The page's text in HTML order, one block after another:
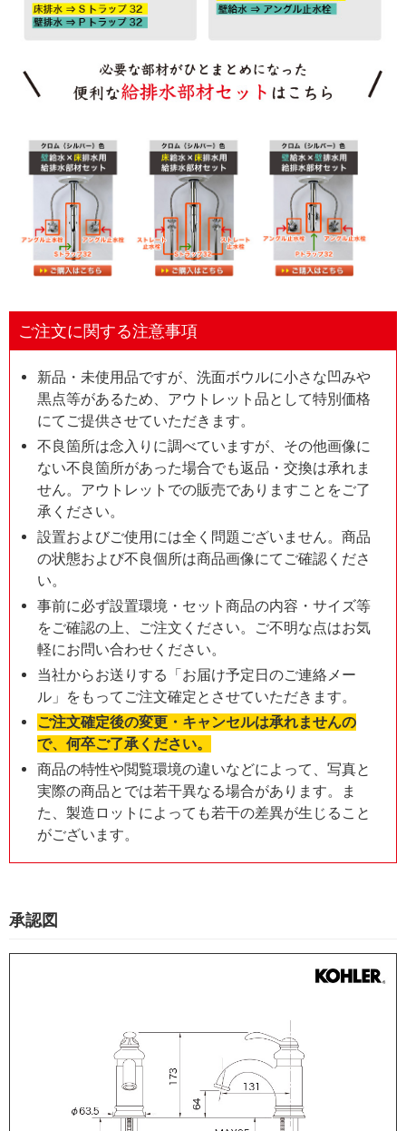
ご注文に関する注意事項
新品・未使用品ですが、洗面ボウルに小さな凹みや
黒点等があるため、アウトレット品として特別価格
にてご提供させていただきます。
不良箇所は念入りに調べていますが、その他画像に
ない不良箇所があった場合でも返品・交換は承れま
せん。アウトレットでの販売でありますことをご了
承ください。
設置およびご使用には全く問題ございません。商品
の状態および不良個所は商品画像にてご確認くださ
い。
事前に必ず設置環境・セット商品の内容・サイズ等
をご確認の上、ご注文ください。ご不明な点はお気
軽にお問い合わせください。
当社からお送りする「お届け予定日のご連絡メー
ル」をもってご注文確定とさせていただきます。
ご注文確定後の変更・キャンセルは承れませんの
で、何卒ご了承ください。
商品の特性や閲覧環境の違いなどによって、写真と
実際の商品とでは若干異なる場合があります。ま
た、製造ロットによっても若干の差異が生じること
がございます。
承認図